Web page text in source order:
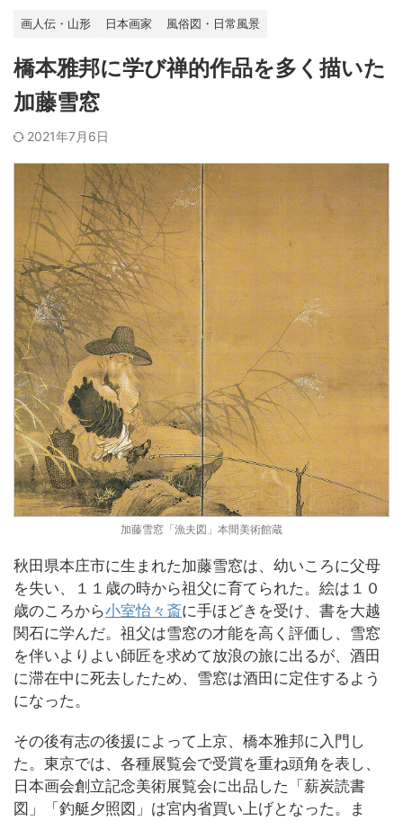
画人伝・山形 日本画家 風俗図・日常風景
橋本雅邦に学び禅的作品を多く描いた
加藤雪窓
2021年7月6日
加藤雪窓「漁夫図」本間美術館蔵
秋田県本庄市に生まれた加藤雪窓は、幼いころに父母
を失い、１１歳の時から祖父に育てられた。絵は１０
歳のころから小室怡々斎に手ほどきを受け、書を大越
関石に学んだ。祖父は雪窓の才能を高く評価し、雪窓
を伴いよりよい師匠を求めて放浪の旅に出るが、酒田
に滞在中に死去したため、雪窓は酒田に定住するよう
になった。
その後有志の後援によって上京、橋本雅邦に入門し
た。東京では、各種展覧会で受賞を重ね頭角を表し、
日本画会創立記念美術展覧会に出品した「薪炭読書
図」「釣艇夕照図」は宮内省買い上げとなった。ま